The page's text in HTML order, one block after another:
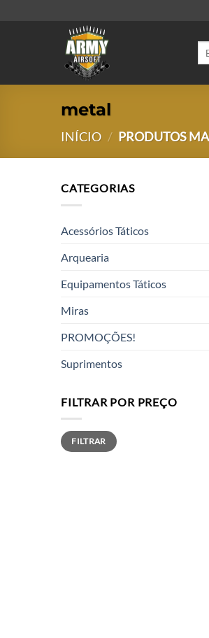
metal
INÍCIO / PRODUTOS
CATEGORIAS
Acessórios Táticos
Arquearia
Equipamentos Táticos
Miras
PROMOÇÕES!
Suprimentos
FILTRAR POR PREÇO
Preço
mínimo
Preço
máximo
FILTRAR